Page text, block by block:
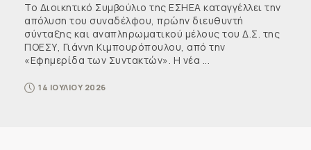
Το Διοικητικό Συμβούλιο της ΕΣΗΕΑ καταγγέλλει την
απόλυση του συναδέλφου, πρώην διευθυντή
σύνταξης και αναπληρωματικού μέλους του Δ.Σ. της
ΠΟΕΣΥ, Γιάννη Κιμπουρόπουλου, από την
«Εφημερίδα των Συντακτών». Η νέα ...
14 ΙΟΥΛΙΟΥ 2026